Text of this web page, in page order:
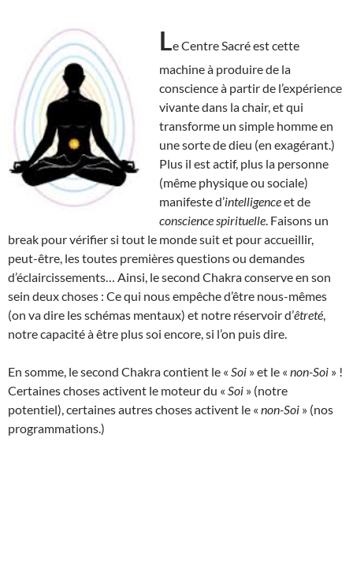
Le Centre Sacré est cette
machine à produire de la
conscience à partir de l’expérience
vivante dans la chair, et qui
transforme un simple homme en
une sorte de dieu (en exagérant.)
Plus il est actif, plus la personne
(même physique ou sociale)
manifeste d’intelligenceet de
conscience spirituelle . Faisons un
break pour vérifier si tout le monde suit et pour accueillir,
peut-être, les toutes premières questions ou demandes
d’éclaircissements… Ainsi, le second Chakra conserve en son
sein deux choses : Ce qui nous empêche d’être nous-mêmes
(on va dire les schémas mentaux) et notre réservoir d’êtreté
notre capacité à être plus soi encore, si l’on puis dire.
En somme, le second Chakra contient le « Soi » et le « non-Soi » !
Certaines choses activent le moteur du « Soi » (notre
potentiel), certaines autres choses activent le « non-Soi » (nos
programmations.)